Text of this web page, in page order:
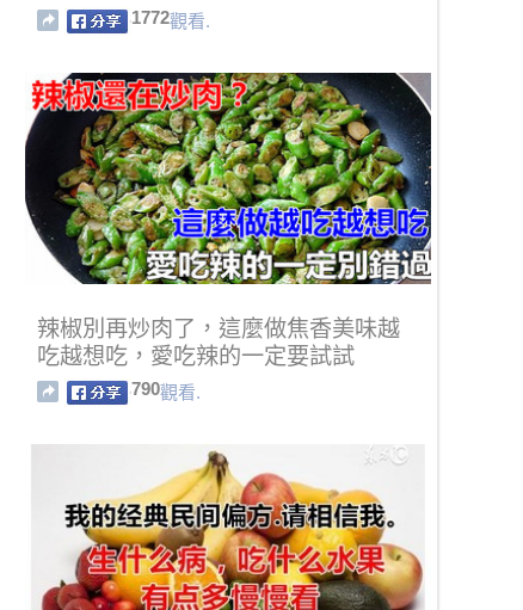
1772觀看.
辣椒別再炒肉了，這麼做焦香美味越
吃越想吃，愛吃辣的一定要試試
790觀看.